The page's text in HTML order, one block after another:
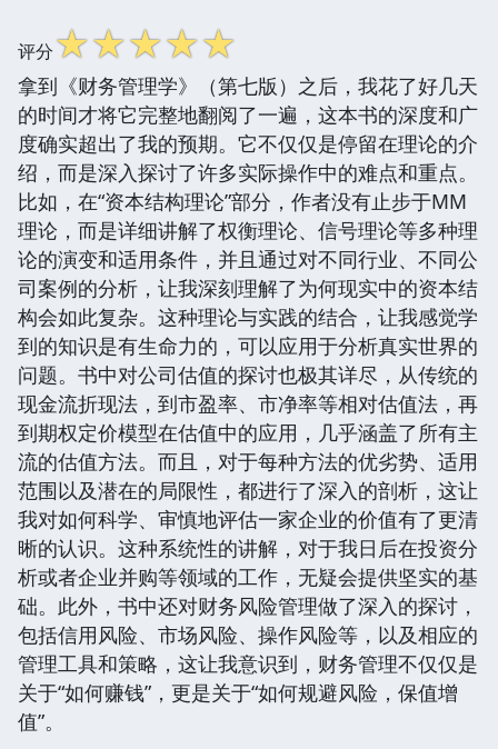
评分☆☆☆☆☆
拿到《财务管理学》（第七版）之后，我花了好几天
的时间才将它完整地翻阅了一遍，这本书的深度和广
度确实超出了我的预期。它不仅仅是停留在理论的介
绍，而是深入探讨了许多实际操作中的难点和重点。
比如，在“资本结构理论”部分，作者没有止步于MM
理论，而是详细讲解了权衡理论、信号理论等多种理
论的演变和适用条件，并且通过对不同行业、不同公
司案例的分析，让我深刻理解了为何现实中的资本结
构会如此复杂。这种理论与实践的结合，让我感觉学
到的知识是有生命力的，可以应用于分析真实世界的
问题。书中对公司估值的探讨也极其详尽，从传统的
现金流折现法，到市盈率、市净率等相对估值法，再
到期权定价模型在估值中的应用，几乎涵盖了所有主
流的估值方法。而且，对于每种方法的优劣势、适用
范围以及潜在的局限性，都进行了深入的剖析，这让
我对如何科学、审慎地评估一家企业的价值有了更清
晰的认识。这种系统性的讲解，对于我日后在投资分
析或者企业并购等领域的工作，无疑会提供坚实的基
础。此外，书中还对财务风险管理做了深入的探讨，
包括信用风险、市场风险、操作风险等，以及相应的
管理工具和策略，这让我意识到，财务管理不仅仅是
关于“如何赚钱”，更是关于“如何规避风险，保值增
值”。